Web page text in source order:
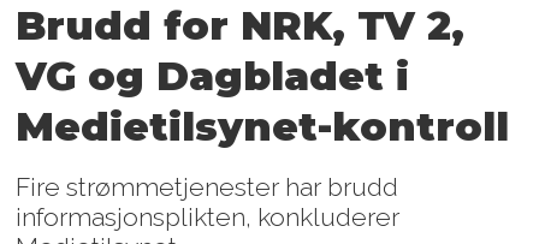
Brudd for NRK, TV 2,
VG og Dagbladet i
Medietilsynet-kontroll
Fire strømmetjenester har brudd
informasjonsplikten, konkluderer